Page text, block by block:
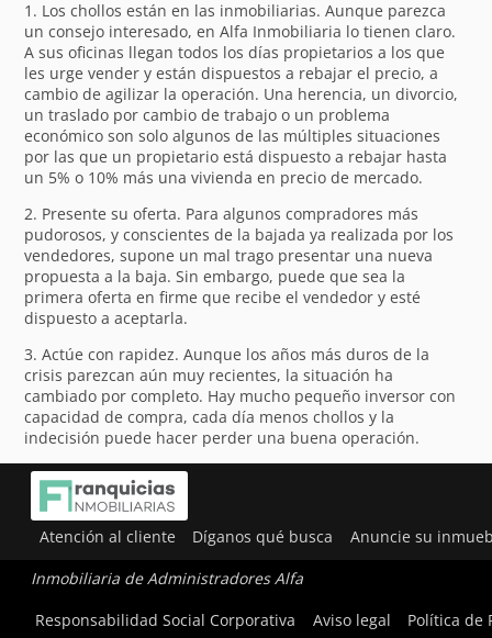
1. Los chollos están en las inmobiliarias. Aunque parezca
un consejo interesado, en Alfa Inmobiliaria lo tienen claro.
A sus oficinas llegan todos los días propietarios a los que
les urge vender y están dispuestos a rebajar el precio, a
cambio de agilizar la operación. Una herencia, un divorcio,
un traslado por cambio de trabajo o un problema
económico son solo algunos de las múltiples situaciones
por las que un propietario está dispuesto a rebajar hasta
un 5% o 10% más una vivienda en precio de mercado.
2. Presente su oferta. Para algunos compradores más
pudorosos, y conscientes de la bajada ya realizada por los
vendedores, supone un mal trago presentar una nueva
propuesta a la baja. Sin embargo, puede que sea la
primera oferta en firme que recibe el vendedor y esté
dispuesto a aceptarla.
3. Actúe con rapidez. Aunque los años más duros de la
crisis parezcan aún muy recientes, la situación ha
cambiado por completo. Hay mucho pequeño inversor con
capacidad de compra, cada día menos chollos y la
indecisión puede hacer perder una buena operación.
Atención al cliente Díganos qué busca Anuncie su
Inmobiliaria de Administradores Alfa
Responsabilidad Social Corporativa
Aviso legal Política de
Utilizamos cookies para ofrecerte la mejor experiencia en